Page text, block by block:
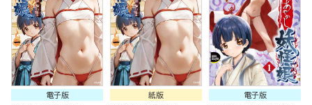
電子版
紙版
電子版